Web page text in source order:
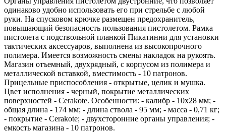
одинаково удобно использовать его при стрельбе с любой
руки. На спусковом крючке размещен предохранитель,
повышающий безопасность пользования пистолетом. Рамка
пистолета c подствольной планкой Пикатинни для установки
тактических аксессуаров, выполнена из высокопрочного
полимера. Имеется возможность смены накладок на рукоять.
Магазин отъемный, двухрядный, с корпусом из полимера и
металлической вставкой, вместимость - 10 патронов.
Прицельные приспособления - открытые, целик и мушка.
Цвет исполнения - черный, покрытие металлических
поверхностей - Cerakote. Особенности: - калибр - 10х28 мм; -
общая длина - 174 мм; - длина ствола - 95 мм; - масса - 0,71 кг;
- покрытие - Cerakote; - двухсторонние органы управления; -
емкость магазина - 10 патронов.